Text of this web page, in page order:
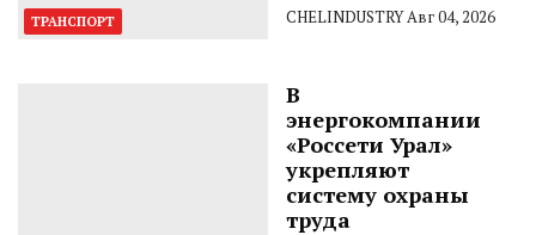
ТРАНСПОРТ CHELINDUSTRYАвг 04, 2026
В
энергокомпании
«Россети Урал»
укрепляют
систему охраны
труда